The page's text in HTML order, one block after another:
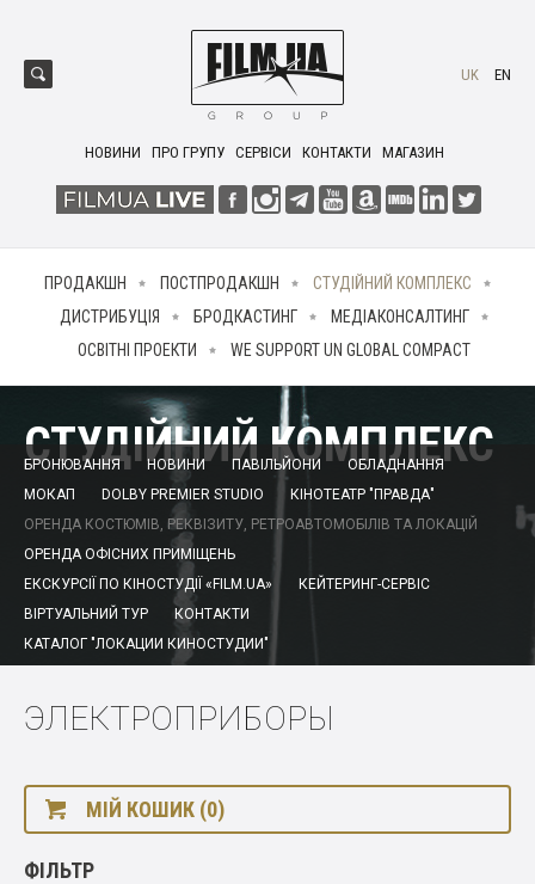
НОВИНИ ПРО ГРУПУ СЕРВІСИ КОНТАКТИ МАГАЗИН
UK EN
ПРОДАКШН ПОСТПРОДАКШН
СТУДІЙНИЙ КОМПЛЕКС
ДИСТРИБУЦІЯ
БРОДКАСТИНГ
МЕДІАКОНСАЛТИНГ
ОСВІТНІ ПРОЕКТИ
WE SUPPORT UN GLOBAL COMPACT
СТУДІЙНИЙ КОМПЛЕКС
БРОНЮВАННЯ НОВИНИ ПАВІЛЬЙОНИ
ОБЛАДНАННЯ
МОКАП
DOLBY PREMIER STUDIO
КІНОТЕАТР "ПРАВДА"
ОРЕНДА КОСТЮМІВ, РЕКВІЗИТУ, РЕТРОАВТОМОБІЛІВ ТА ЛОКАЦІЙ
ОРЕНДА ОФІСНИХ ПРИМІЩЕНЬ
ЕКСКУРСІЇ ПО КІНОСТУДІЇ «FILM.UA»
КЕЙТЕРИНГ-СЕРВІС
ВІРТУАЛЬНИЙ ТУР
КОНТАКТИ
КАТАЛОГ "ЛОКАЦИИ КИНОСТУДИИ"
ЭЛЕКТРОПРИБОРЫ
МІЙ КОШИК (0)
ФІЛЬТР